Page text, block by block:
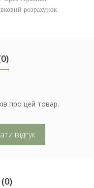
розрахунок
про цей товар.
відгук
(0)